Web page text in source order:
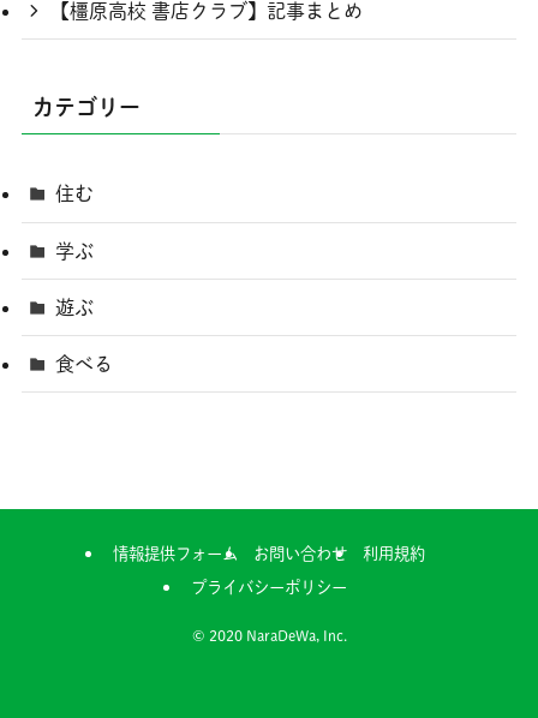
【橿原高校 書店クラブ】記事まとめ
カテゴリー
住む
学ぶ
遊ぶ
食べる
情報提供フォーム お問い合わせ
利用規約
プライバシーポリシー
© 2020 NaraDeWa, Inc.